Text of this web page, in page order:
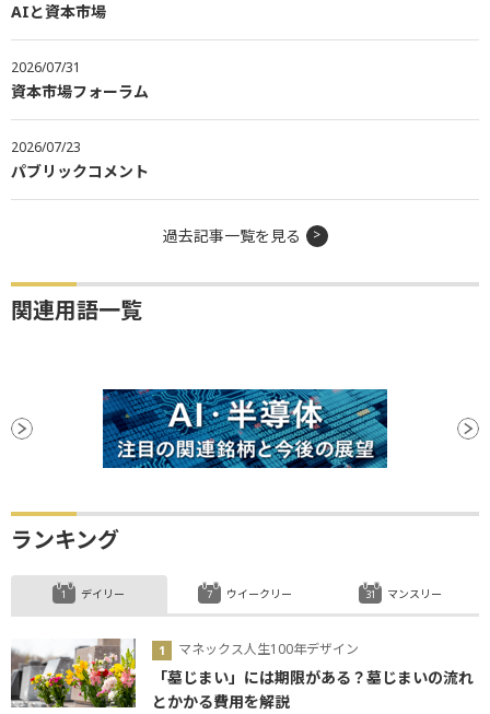
AIと資本市場
2026/07/31
資本市場フォーラム
2026/07/23
パブリックコメント
過去記事一覧を見る
関連用語一覧
ランキング
デイリー
マネックス人生100年デザイン
「墓じまい」には期限がある？墓じまいの流れ
とかかる費用を解説
ウイークリー マンスリー